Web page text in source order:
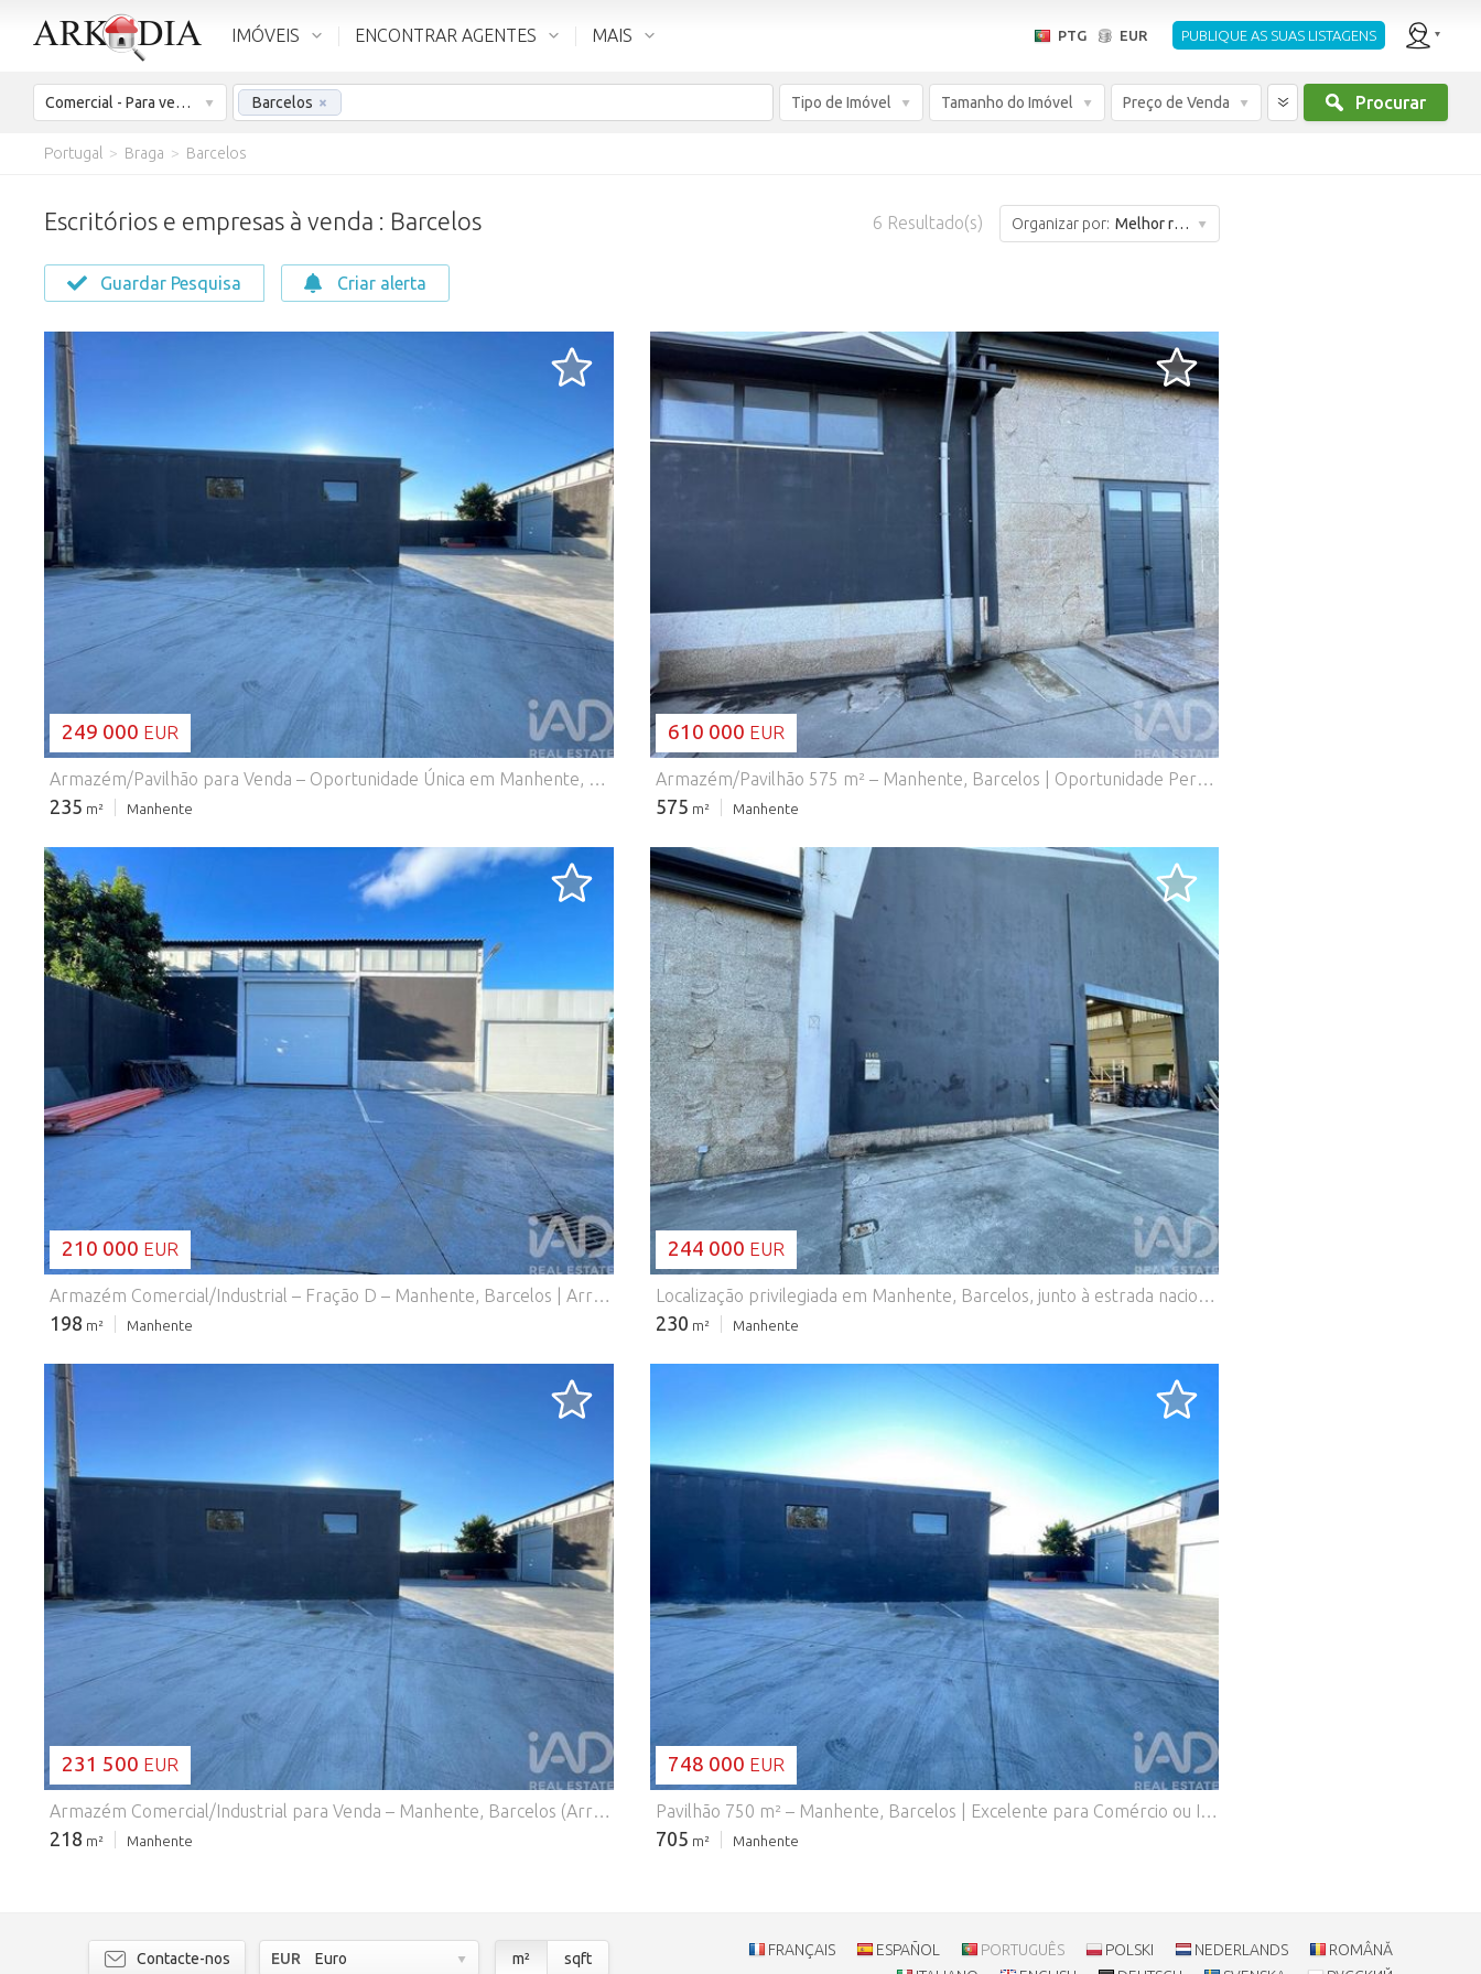
IMÓVEIS ENCONTRAR AGENTES MAIS PTG EUR PUBLIQUE AS SUAS LISTAGENS
Comercial - Para venda Barcelos × Tipo de Imóvel Tamanho do Imóvel Preço de Venda Procurar
Portugal > Braga > Barcelos
Escritórios e empresas à venda : Barcelos 6 Resultado(s) Organizar por: Melhor resultado
Guardar Pesquisa Criar alerta
249 000 EUR
Armazém/Pavilhão para Venda – Oportunidade Única em Manhente, Barcelos! Descubra este excelente armazém/pavilhão com 235 m², ideal para quem procura espaço para atividade comercial, logística, indústria leve ou armazenamento. Situado em Manhente, a apenas 5 minutos do centro de Barcelos, beneficia de uma localização estratégica, com ótimos acessos e grande visibilidade. A zona é servida por uma vasta oferta de restaurantes, pastelarias, farmácia, comércio local e outros serviços essenciais, garantindo comodidade e dinamismo ao seu negócio. Destaques do imóvel: Área total: 235 m² Localização privilegiada e de fácil acesso Inserido numa zona em crescimento Potencial para múltiplos usos comerciais Excelente oportunidade para empresas ou investidores Se procura espaço, funcionalidade e uma localização vantajosa, este é o imóvel ideal para si. Aproveite esta oportunidade e agende já a sua visita! #ref: 154153
235 m² Manhente
A CARREGAR...
610 000 EUR
Armazém/Pavilhão 575 m² – Manhente, Barcelos | Oportunidade Perfeita para Comércio, Indústria ou Logística Se procura um espaço versátil, bem localizado e com excelente potencial de negócio, este armazém/pavilhão com 575 m² é a solução ideal. Perfeito para empresas que valorizam bons acessos, visibilidade e funcionalidade. Localização estratégica Situado em Manhente, Barcelos, a apenas 5 minutos do centro da cidade, este imóvel beneficia de ótimos acessos rodoviários e transportes públicos, permitindo uma mobilidade rápida para colaboradores, clientes e fornecedores. Envolvente com serviços essenciais A poucos metros encontra: Pastelarias e cafés Supermercados Farmácia Banco Restaurantes Vários serviços e comércio local Um ambiente perfeito para apoiar o funcionamento diário da sua atividade. Espaço com grande potencial Com 575 m² bem distribuídos, este armazém adapta-se facilmente a diferentes tipos de negócios: Comércio Serviços Armazenagem Indústria Logística Showroom / oficina / centro de distribuição A sua versatilidade, aliada ao enquadramento urbano favorecido, torna este imóvel uma excelente oportunidade para quem pretende expandir ou iniciar um novo projeto empresarial. Não perca esta oportunidade! Contacte já para mais informações ou para agendar a sua visita. Este poderá ser o espaço que vai fazer o seu negócio crescer! #ref: 154146
575 m² Manhente
A CARREGAR...
210 000 EUR
Armazém Comercial/Industrial – Fração D – Manhente, Barcelos | Arrendado | Excelente Investimento Apresentamos um armazém comercial/industrial localizado em Manhente, Barcelos, ideal para quem procura um investimento seguro e com retorno imediato. A Fração D encontra-se arrendada, constituindo uma fonte de rendimento estável. Situado junto à estrada nacional N205, este imóvel beneficia de excelentes acessos e grande visibilidade. A poucos minutos da cidade de Barcelos, oferece ainda transportes públicos mesmo à porta, facilitando a mobilidade. Detalhes do imóvel: Fração: D Área interior: 218 m² Área complementar: 198 m², ideal para manobras, estacionamento ou zona de apoio Armazém espaçoso, prático e adaptável a diferentes atividades (industrial, logística, comercial, armazenagem, etc.) Envolvente e acessos: A 5 minutos do centro de Barcelos Próximo de pastelarias, restaurantes, supermercados e farmácia Zona bem servida de serviços e com forte atividade empresarial Fácil acesso a vias rápidas e estratégicas da região Pontos a destacar: Imóvel já arrendado, garantindo rendimento desde o primeiro dia Excelente localização Bons acessos rodoviários e transportes públicos Potencial de valorização futura Uma oportunidade sólida para quem procura investir em imobiliário com segurança e rentabilidade. #ref: 154101
198 m² Manhente
A CARREGAR...
244 000 EUR
Localização privilegiada em Manhente, Barcelos, junto à estrada nacional N205, com excelentes acessos e visibilidade. A apenas 5 minutos do centro de Barcelos e com transportes públicos à porta. Características do imóvel: Área total: 218 m² Armazém amplo, funcional e versátil Ideal para atividade industrial, logística, comércio ou serviços Inserido em zona dinâmica e de fácil circulação Envolvente: Próximo de pastelarias, restaurantes, supermercados e farmácia Zona de serviços e com forte atividade económica Fácil acesso a vias rápidas e estradas nacionais Pontos fortes: Imóvel arrendado – investimento com retorno imediato Excelente localização Bons acessos e transportes Zona de grande potencial de valorização Se procura um investimento seguro e rentável, este armazém é a escolha certa! #ref: 154100
230 m² Manhente
231 500 EUR
Armazém Comercial/Industrial para Venda – Manhente, Barcelos (Arrendado | Excelente Investimento) Oportunidade imperdível para investidores! Armazém comercial/industrial atualmente arrendado, garantindo rendimento imediato e estabilidade financeira. Localização privilegiada em Manhente, Barcelos, junto à estrada nacional N205, com excelentes acessos e visibilidade. A apenas 5 minutos do centro de Barcelos e com transportes públicos à porta. Características do imóvel: Área total: 218 m² Armazém amplo, funcional e versátil Ideal para atividade industrial, logística, comércio ou serviços Inserido em zona dinâmica e de fácil circulação Envolvente: Próximo de pastelarias, restaurantes, supermercados e farmácia Zona de serviços e com forte atividade económica Fácil acesso a vias rápidas e estradas nacionais Pontos fortes: Imóvel arrendado – investimento com retorno imediato Excelente localização Bons acessos e transportes Zona de grande potencial de valorização Se procura um investimento seguro e rentável, este armazém é a escolha certa! #ref: 154089
218 m² Manhente
A CARREGAR...
748 000 EUR
Pavilhão 750 m² – Manhente, Barcelos | Excelente para Comércio ou Indústria Oportunidade imperdível para quem procura um espaço versátil, amplo e com localização estratégica! Este armazém/pavilhão com 750 m² oferece condições ideais para instalação de negócios comerciais, industriais ou logísticos, adaptando-se facilmente a diferentes necessidades. Localização privilegiada Situado em Manhente, Barcelos, a apenas 5 minutos da cidade de Barcelos, com excelentes acessos e bons serviços de transporte público, garantindo facilidade de mobilidade para colaboradores, fornecedores e clientes. Zona envolvente com tudo por perto: Pastelarias e cafés Supermercados Farmácia Banco Restaurantes E muitos outros serviços essenciais Potencial e rentabilidade Com uma área generosa e um enquadramento urbano muito favorável, este espaço garante boa rentabilidade, sendo perfeito tanto para expansão de negócios como para novos investimentos. #ref: 154113
705 m² Manhente
Contacte-nos EUR Euro m² sqft FRANÇAIS ESPAÑOL PORTUGUÊS POLSKI NEDERLANDS
ROMÂNĂ